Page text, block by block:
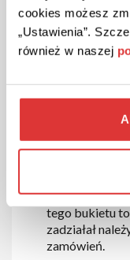
cookies możesz
„Ustawienia”.
również w naszej
rabatowy. Dzięki
możemy liczyć
najciekawszych
Kod
ważniejszych
Euroflorist.
ceny
W Euroflorist
10%; możemy
„Różana
tego bukietu
zadziałał
zamówień.